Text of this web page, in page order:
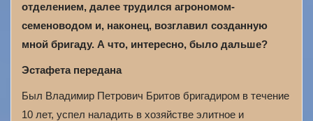
отделением, далее трудился агрономом-
семеноводом и, наконец, возглавил созданную
мной бригаду. А что, интересно, было дальше?
Эстафета передана
Был Владимир Петрович Бритов бригадиром в течение
10 лет, успел наладить в хозяйстве элитное и